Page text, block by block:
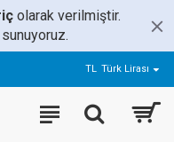
olarak verilmiştir.
TL Türk Lirası